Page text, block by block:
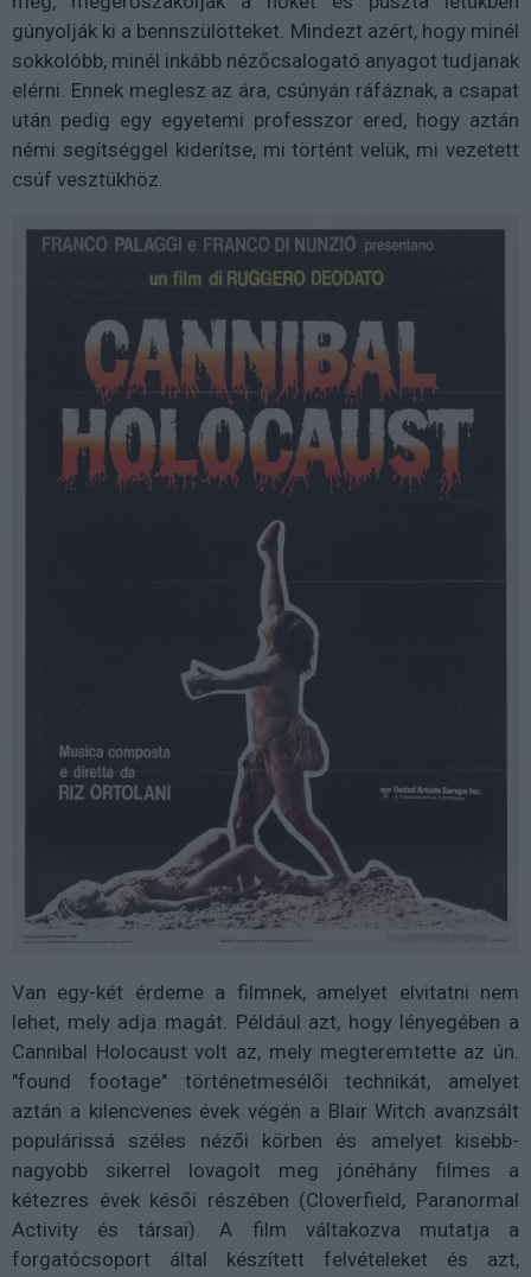
gúnyolják ki a bennszülötteket. Mindezt azért, hogy minél
sokkolóbb, minél inkább nézőcsalogató anyagot tudjanak
elérni. Ennek meglesz az ára, csúnyán ráfáznak, a csapat
után pedig egy egyetemi professzor ered, hogy aztán
némi segítséggel kiderítse, mi történt velük, mi vezetett
csúf vesztükhöz.
Van egy-két érdeme a filmnek, amelyet elvitatni nem
lehet, mely adja magát. Például azt, hogy lényegében a
Cannibal Holocaust volt az, mely megteremtette az ún.
"found footage" történetmesélői technikát, amelyet
aztán a kilencvenes évek végén a Blair Witch avanzsált
populárissá széles nézői körben és amelyet kisebb-
nagyobb sikerrel lovagolt meg jónéhány filmes a
kétezres évek késői részében (Cloverfield, Paranormal
Activity és társai). A film váltakozva mutatja a
forgatócsoport által készített felvételeket és azt,